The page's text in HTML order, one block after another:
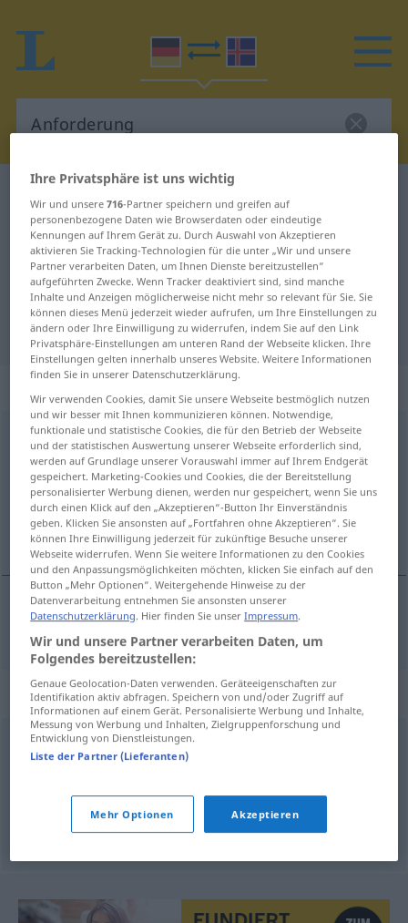
Deutsch-Isländisch Übersetzung
für "Anforderung"
"Anforderung" Isländisch
Übersetzung
: Femininum
Anforderungf
Übersicht aller Übersetzungen
(Für mehr Details die Übersetzung anklicken/antippen)
krafa
krafaf Anforderung
Synonyme für "Anforderung"
Erfordernis,Anspruch,Forderung
Forderung,Bedürfnis,Erfordernis,Voraussetzung
Ihre Privatsphäre ist uns wichtig
Wir und unsere716-Partner speichern und greifen auf
personenbezogene Daten wie Browserdaten oder eindeutige
Kennungen auf Ihrem Gerät zu. Durch Auswahl von Akzeptieren
aktivieren Sie Tracking-Technologien für die unter „Wir und unsere
Partner verarbeiten Daten, um Ihnen Dienste bereitzustellen“
aufgeführten Zwecke. Wenn Tracker deaktiviert sind, sind manche
Inhalte und Anzeigen möglicherweise nicht mehr so relevant für Sie. Sie
können dieses Menü jederzeit wieder aufrufen, um Ihre Einstellungen zu
ändern oder Ihre Einwilligung zu widerrufen, indem Sie auf den Link
Privatsphäre-Einstellungen am unteren Rand der Webseite klicken. Ihre
Einstellungen gelten innerhalb unseres Website. Weitere Informationen
finden Sie in unserer Datenschutzerklärung.
Wir verwenden Cookies, damit Sie unsere Webseite bestmöglich nutzen
und wir besser mit Ihnen kommunizieren können. Notwendige,
funktionale und statistische Cookies, die für den Betrieb der Webseite
und der statistischen Auswertung unserer Webseite erforderlich sind,
werden auf Grundlage unserer Vorauswahl immer auf Ihrem Endgerät
gespeichert. Marketing-Cookies und Cookies, die der Bereitstellung
personalisierter Werbung dienen, werden nur gespeichert, wenn Sie uns
durch einen Klick auf den „Akzeptieren“-Button Ihr Einverständnis
geben. Klicken Sie ansonsten auf „Fortfahren ohne Akzeptieren“. Sie
können Ihre Einwilligung jederzeit für zukünftige Besuche unserer
Webseite widerrufen. Wenn Sie weitere Informationen zu den Cookies
und den Anpassungsmöglichkeiten möchten, klicken Sie einfach auf den
Button „Mehr Optionen“. Weitergehende Hinweise zu der
Datenverarbeitung entnehmen Sie ansonsten unserer
Datenschutzerklärung. Hier finden Sie unserImpressum.
Wir und unsere Partner verarbeiten Daten, um
Folgendes bereitzustellen:
Genaue Geolocation-Daten verwenden. Geräteeigenschaften zur
Identifikation aktiv abfragen. Speichern von und/oder Zugriff auf
Informationen auf einem Gerät. Personalisierte Werbung und Inhalte,
Messung von Werbung und Inhalten, Zielgruppenforschung und
Entwicklung von Dienstleistungen.
Liste der Partner (Lieferanten)
Mehr Optionen Akzeptieren